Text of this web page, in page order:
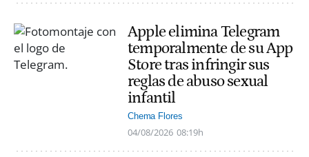
Apple elimina Telegram
temporalmente de su App
Store tras infringir sus
reglas de abuso sexual
infantil
Chema Flores
04/08/2026 08:19h